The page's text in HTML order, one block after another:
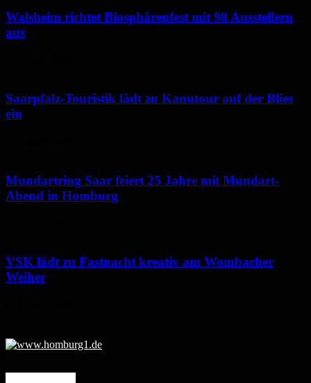
Walsheim richtet Biosphärenfest mit 98 Ausstellern
aus
Saarpfalz-Touristik lädt zu Kanutour auf der Blies
ein
Mundartring Saar feiert 25 Jahre mit Mundart-
Abend in Homburg
VSK lädt zu Fastnacht kreativ am Wombacher
Weiher